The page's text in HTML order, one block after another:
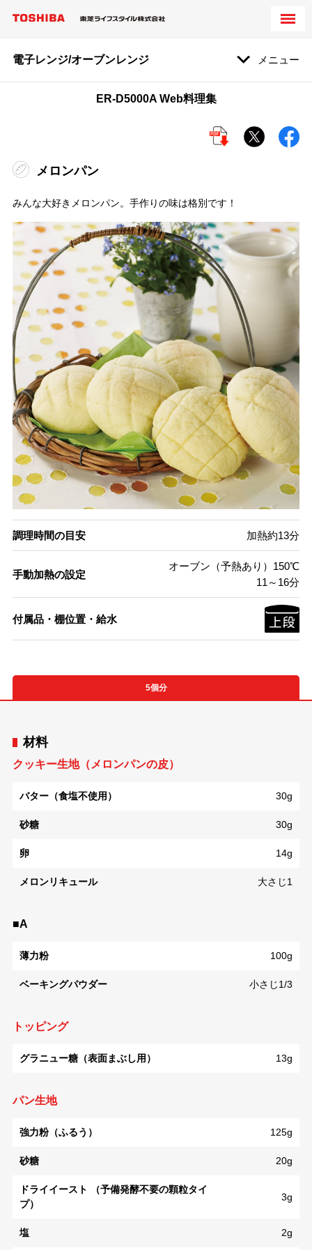
電子レンジ/オーブンレンジ メニュー
ER-D5000A Web料理集
メロンパン
みんな大好きメロンパン。手作りの味は格別です！
調理時間の目安 加熱約13分
手動加熱の設定
オーブン（予熱あり）150℃
11～16分
付属品・棚位置・給水
5個分
材料
クッキー生地（メロンパンの皮）
バター（食塩不使用） 30g
砂糖 30g
卵 14g
メロンリキュール 大さじ1
■A
薄力粉 100g
ベーキングパウダー 小さじ1/3
トッピング
グラニュー糖（表面まぶし用） 13g
パン生地
強力粉（ふるう） 125g
砂糖 20g
ドライイースト （予備発酵不要の顆粒タイ
プ）
3g
塩 2g